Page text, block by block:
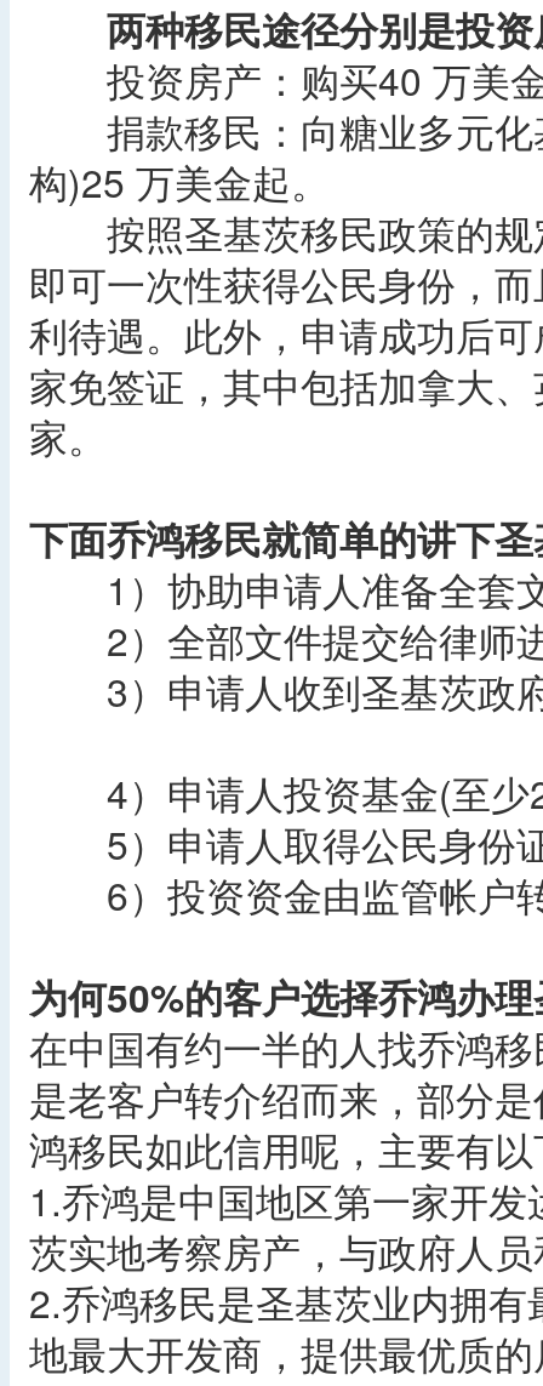
两种移民途径分别是投资
投资房产：购买40 万美
捐款移民：向糖业多元化
构)25 万美金起。
按照圣基茨移民政策的规
即可一次性获得公民身份，
利待遇。此外，申请成功后
家免签证，其中包括加拿大
家。
下面乔鸿移民就简单的讲下
1）协助申请人准备全套
2）全部文件提交给律师
3）申请人收到圣基茨政
4）申请人投资基金(至少
5）申请人取得公民身份
6）投资资金由监管帐户
为何50%的客户选择乔鸿办
在中国有约一半的人找乔鸿
是老客户转介绍而来，部分
鸿移民如此信用呢，主要有
1.乔鸿是中国地区第一家开
茨实地考察房产，与政府人
2.乔鸿移民是圣基茨业内拥
地最大开发商，提供最优质